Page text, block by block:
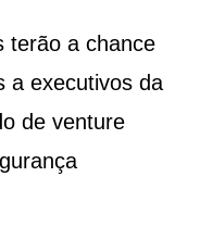
terão a chance
a executivos da
de venture